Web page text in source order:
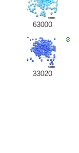
63000
33020